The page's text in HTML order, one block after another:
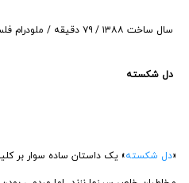
‏سال ساخت ۱۳۸۸ / ۷۹ دقیقه / ملودرام فلسفی / نمره کاربران گوگل ۸۹٪
‏دل شکسته
‏«دل شکسته» یک داستان ساده سوار بر